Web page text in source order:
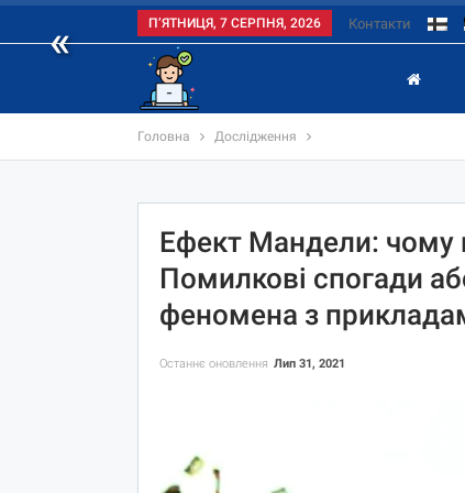
« П’ЯТНИЦЯ, 7 СЕРПНЯ, 2026 Контакти
Головна Дослідження
Ефект Мандели: чому
Помилкові спогади
феномена з
Останнє оновлення Лип 31, 2021